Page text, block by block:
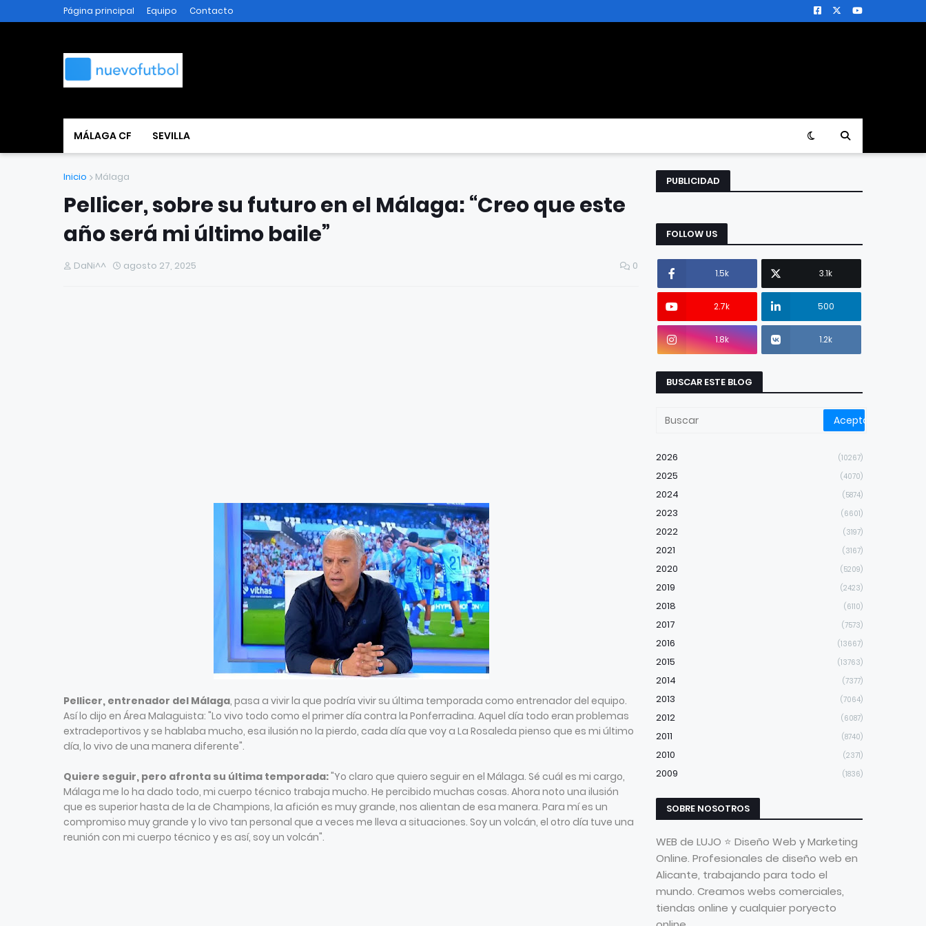
Página principal Equipo Contacto
MÁLAGA CF SEVILLA
Inicio Málaga
Pellicer, sobre su futuro en el Málaga: “Creo que este
año será mi último baile”
DaNi^^ agosto 27, 2025 0
Pellicer, entrenador del Málaga, pasa a vivir la que podría vivir su última temporada como entrenador del equipo.
Así lo dijo en Área Malaguista: "Lo vivo todo como el primer día contra la Ponferradina. Aquel día todo eran problemas
extradeportivos y se hablaba mucho, esa ilusión no la pierdo, cada día que voy a La Rosaleda pienso que es mi último
día, lo vivo de una manera diferente".
Quiere seguir, pero afronta su última temporada:"Yo claro que quiero seguir en el Málaga. Sé cuál es mi cargo,
Málaga me lo ha dado todo, mi cuerpo técnico trabaja mucho. He percibido muchas cosas. Ahora noto una ilusión
que es superior hasta de la de Champions, la afición es muy grande, nos alientan de esa manera. Para mí es un
compromiso muy grande y lo vivo tan personal que a veces me lleva a situaciones. Soy un volcán, el otro día tuve una
reunión con mi cuerpo técnico y es así, soy un volcán".
PUBLICIDAD
FOLLOW US
1.5k 3.1k
2.7k 500
1.8k 1.2k
BUSCAR ESTE BLOG
2026 (10267)
2025 (4070)
2024 (5874)
2023 (6601)
2022 (3197)
2021 (3167)
2020 (5209)
2019 (2423)
2018 (6110)
2017 (7573)
2016 (13667)
2015 (13763)
2014 (7377)
2013 (7064)
2012 (6087)
2011 (8740)
2010 (2371)
2009 (1836)
SOBRE NOSOTROS
WEB de LUJO ⭐ Diseño Web y Marketing
Online. Profesionales de diseño web en
Alicante, trabajando para todo el
mundo. Creamos webs comerciales,
tiendas online y cualquier poryecto